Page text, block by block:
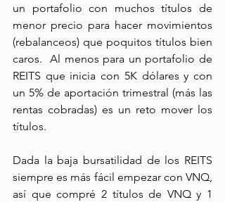
un portafolio con muchos títulos de
menor precio para hacer movimientos
(rebalanceos) que poquitos títulos bien
caros.  Al menos para un portafolio de
REITS que inicia con 5K dólares y con
un 5% de aportación trimestral (más las
rentas cobradas) es un reto mover los
títulos.
Dada la baja bursatilidad de los REITS
siempre es más fácil empezar con VNQ,
así que compré 2 títulos de VNQ y 1